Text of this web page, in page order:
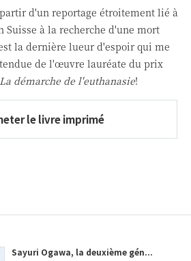
d'un reportage étroitement lié à
Suisse à la recherche d'une mort
la dernière lueur d'espoir qui me
de l'œuvre lauréate du prix
La démarche de l'euthanasie!
le livre imprimé
Sayuri Ogawa, la deuxième gén...